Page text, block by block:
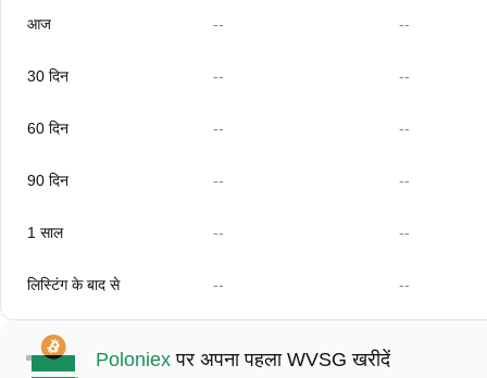
आज -- --
30 दिन -- --
60 दिन -- --
90 दिन -- --
1 साल -- --
लिस्टिंग के बाद से -- --
Poloniex पर अपना पहला WVSG खरीदें